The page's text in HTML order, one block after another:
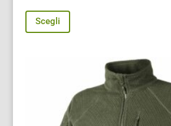
Scegli
ha
opzioni
possono
essere